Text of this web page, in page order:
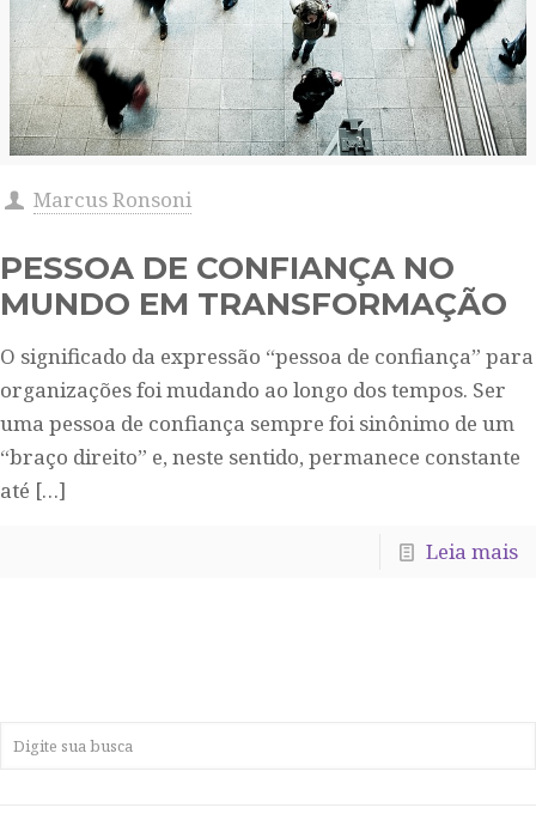
Marcus Ronsoni
PESSOA DE CONFIANÇA NO
MUNDO EM TRANSFORMAÇÃO
O significado da expressão “pessoa de confiança” para
organizações foi mudando ao longo dos tempos. Ser
uma pessoa de confiança sempre foi sinônimo de um
“braço direito” e, neste sentido, permanece constante
até […]
Leia mais